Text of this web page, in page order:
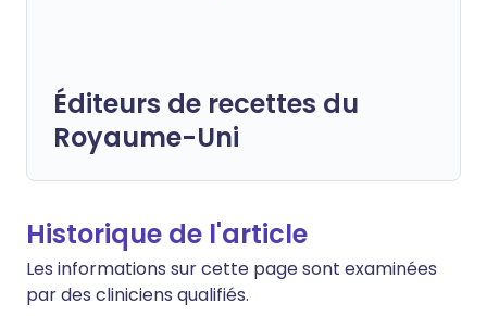
Éditeurs de recettes du
Royaume-Uni
Historique de l'article
Les informations sur cette page sont examinées
par des cliniciens qualifiés.